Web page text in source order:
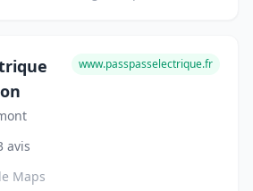
www.passpasselectrique.fr
avis
Maps